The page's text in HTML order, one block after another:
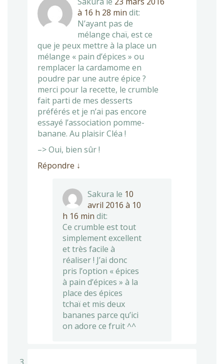
à 16 h 28 min dit:
N’ayant pas de
mélange chaï, est ce
que je peux mettre à la place un
mélange « pain d’épices » ou
remplacer la cardamome en
poudre par une autre épice ?
merci pour la recette, le crumble
fait parti de mes desserts
préférés et je n’ai pas encore
essayé l’association pomme-
banane. Au plaisir Cléa !
–> Oui, bien sûr !
Répondre ↓
Sakura le 10
avril 2016 à 10
h 16 min dit:
Ce crumble est tout
simplement excellent
et très facile à
réaliser ! J’ai donc
pris l’option « épices
à pain d’épices » à la
place des épices
tchaï et mis deux
bananes parce qu’ici
on adore ce fruit ^^